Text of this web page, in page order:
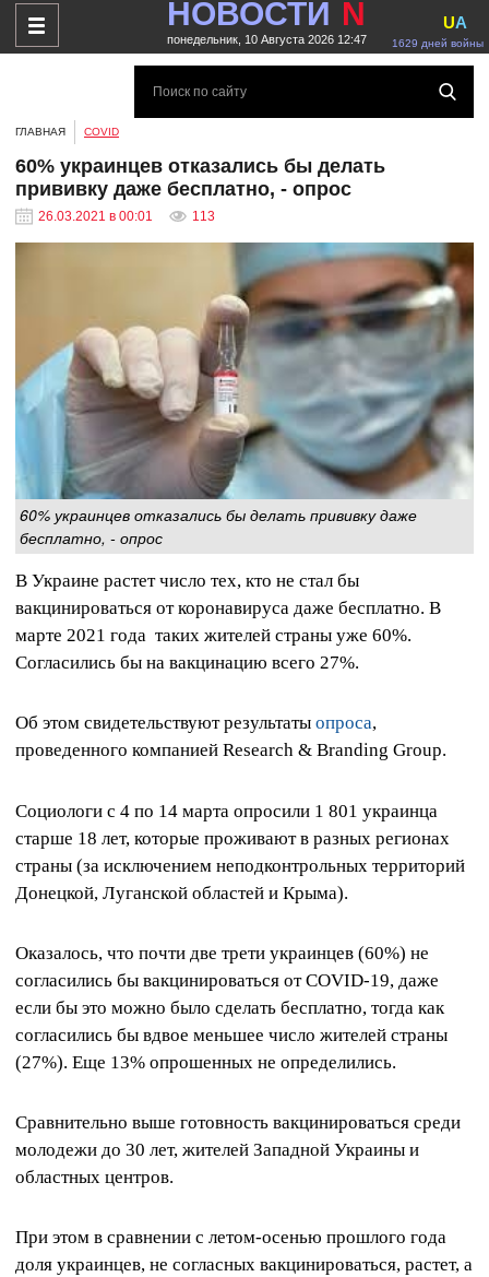
НОВОСТИ N
понедельник, 10 Августа 2026 12:47 1629 дней войны
UA
ГЛАВНАЯ COVID
60% украинцев отказались бы делать
прививку даже бесплатно, - опрос
26.03.2021 в 00:01 113
60% украинцев отказались бы делать прививку даже
бесплатно, - опрос
В Украине растет число тех, кто не стал бы
вакцинироваться от коронавируса даже бесплатно. В
марте 2021 года таких жителей страны уже 60%.
Согласились бы на вакцинацию всего 27%.
Об этом свидетельствуют результаты опроса,
проведенного компанией Research & Branding Group.
Социологи с 4 по 14 марта опросили 1 801 украинца
старше 18 лет, которые проживают в разных регионах
страны (за исключением неподконтрольных территорий
Донецкой, Луганской областей и Крыма).
Оказалось, что почти две трети украинцев (60%) не
согласились бы вакцинироваться от COVID-19, даже
если бы это можно было сделать бесплатно, тогда как
согласились бы вдвое меньшее число жителей страны
(27%). Еще 13% опрошенных не определились.
Сравнительно выше готовность вакцинироваться среди
молодежи до 30 лет, жителей Западной Украины и
областных центров.
При этом в сравнении с летом-осенью прошлого года
доля украинцев, не согласных вакцинироваться, растет, а